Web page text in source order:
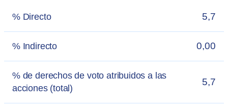
% Directo 5,7
% Indirecto 0,00
% de derechos de voto atribuidos a las
acciones (total)
5,7